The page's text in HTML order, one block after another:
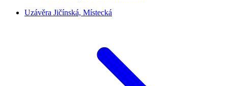
Uzávěra Jičínská, Místecká